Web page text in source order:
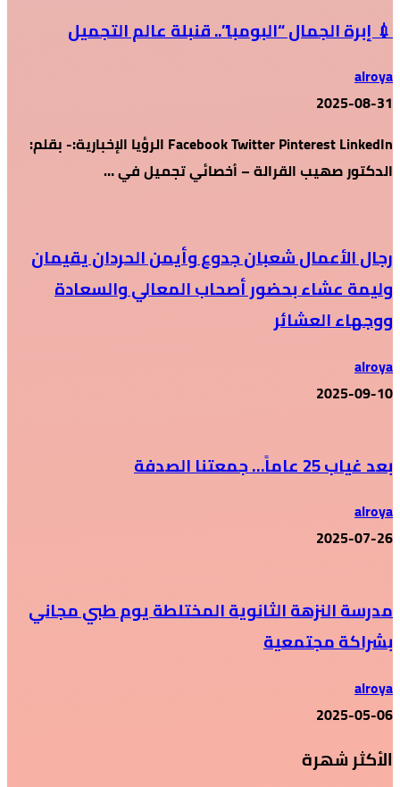
💉 إبرة الجمال “البومبا”.. قنبلة عالم التجميل
alroya
2025-08-31
Facebook Twitter Pinterest LinkedIn الرؤيا الإخبارية:- بقلم:
الدكتور صهيب القرالة – أخصائي تجميل في …
رجال الأعمال شعبان جدوع وأيمن الحردان يقيمان
وليمة عشاء بحضور أصحاب المعالي والسعادة
ووجهاء العشائر
alroya
2025-09-10
بعد غياب 25 عاماً… جمعتنا الصدفة
alroya
2025-07-26
مدرسة النزهة الثانوية المختلطة يوم طبي مجاني
بشراكة مجتمعية
alroya
2025-05-06
الأكثر شهرة